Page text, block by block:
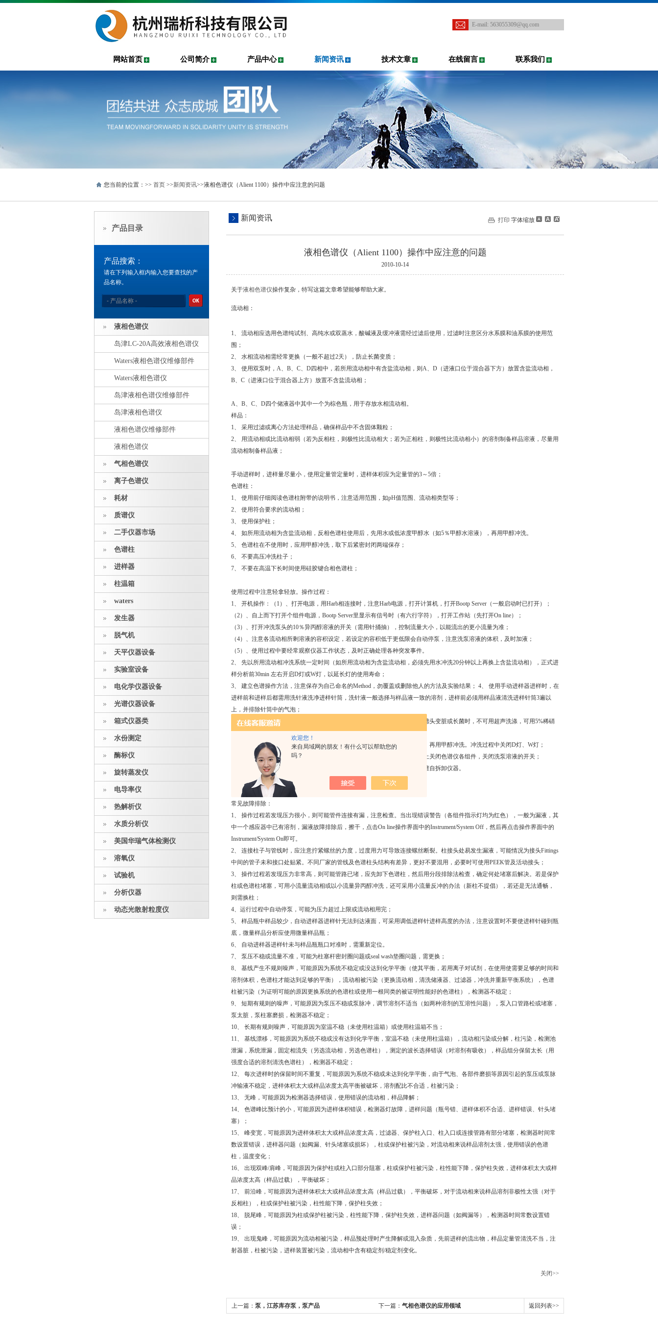
欢迎您！
来自局域网的朋友！有什么可以帮助您的
吗？
E-mail: 563055309@qq.com
网站首页 公司简介 产品中心 新闻资讯 技术文章 在线留言 联系我们
您当前的位置：>> 首页 >>新闻资讯>>液相色谱仪（Alient 1100）操作中应注意的问题
产品目录
产品搜索：
请在下列输入框内输入您要查找的产
品名称。
液相色谱仪
岛津LC-20A高效液相色谱仪
Waters液相色谱仪维修部件
Waters液相色谱仪
岛津液相色谱仪维修部件
岛津液相色谱仪
液相色谱仪维修部件
液相色谱仪
气相色谱仪
离子色谱仪
耗材
质谱仪
二手仪器市场
色谱柱
进样器
柱温箱
waters
发生器
脱气机
天平仪器设备
实验室设备
电化学仪器设备
光谱仪器设备
箱式仪器类
水份测定
酶标仪
旋转蒸发仪
电导率仪
热解析仪
水质分析仪
美国华瑞气体检测仪
溶氧仪
试验机
分析仪器
动态光散射粒度仪
新闻资讯 打印 字体缩放
液相色谱仪（Alient 1100）操作中应注意的问题
2010-10-14
关于液相色谱仪操作复杂，特写这篇文章希望能够帮助大家。
流动相：
1、 流动相应选用色谱纯试剂、高纯水或双蒸水，酸碱液及缓冲液需经过滤后使用，过滤时注意区分水系膜和油系膜的使用范
围；
2、 水相流动相需经常更换（一般不超过2天），防止长菌变质；
3、 使用双泵时，A、B、C、D四相中，若所用流动相中有含盐流动相，则A、D（进液口位于混合器下方）放置含盐流动相，
B、C（进液口位于混合器上方）放置不含盐流动相；
A、B、C、D四个储液器中其中一个为棕色瓶，用于存放水相流动相。
样品：
1、 采用过滤或离心方法处理样品，确保样品中不含固体颗粒；
2、 用流动相或比流动相弱（若为反相柱，则极性比流动相大；若为正相柱，则极性比流动相小）的溶剂制备样品溶液，尽量用
流动相制备样品液；
手动进样时，进样量尽量小，使用定量管定量时，进样体积应为定量管的3～5倍；
色谱柱：
1、 使用前仔细阅读色谱柱附带的说明书，注意适用范围，如pH值范围、流动相类型等；
2、 使用符合要求的流动相；
3、 使用保护柱；
4、 如所用流动相为含盐流动相，反相色谱柱使用后，先用水或低浓度甲醇水（如5％甲醇水溶液），再用甲醇冲洗。
5、 色谱柱在不使用时，应用甲醇冲洗，取下后紧密封闭两端保存；
6、 不要高压冲洗柱子；
7、 不要在高温下长时间使用硅胶键合相色谱柱；
使用过程中注意轻拿轻放。操作过程：
1、 开机操作：（1）、打开电源，用Harb相连接时，注意Harb电源，打开计算机，打开Bootp Server（一般启动时已打开）；
（2）、自上而下打开个组件电源，Bootp Server里显示有信号时（有六行字符），打开工作站（先打开On line）；
（3）、打开冲洗泵头的10％异丙醇溶液的开关（需用针捅抽），控制流量大小，以能流出的更小流量为准；
（4）、注意各流动相所剩溶液的容积设定，若设定的容积低于更低限会自动停泵，注意洗泵溶液的体积，及时加液；
（5）、使用过程中要经常观察仪器工作状态，及时正确处理各种突发事件。
2、 先以所用流动相冲洗系统一定时间（如所用流动相为含盐流动相，必须先用水冲洗20分钟以上再换上含盐流动相），正式进
样分析前30min 左右开启D灯或W灯，以延长灯的使用寿命；
3、 建立色谱操作方法，注意保存为自己命名的Method，勿覆盖或删除他人的方法及实验结果； 4、 使用手动进样器进样时，在
进样前和进样后都需用洗针液洗净进样针筒，洗针液一般选择与样品液一致的溶剂，进样前必须用样品液清洗进样针筒3遍以
上，并排除针筒中的气泡；
5、 溶剂瓶中的沙芯过滤头容易破碎，在更换流动相时注意保护，当发现过滤头变脏或长菌时，不可用超声洗涤，可用5%稀硝
酸溶液浸泡后再洗涤；
6、 实验结束后，一般先用水或低浓度甲醇水溶液冲洗整个管路30分钟以上，再用甲醇冲洗。冲洗过程中关闭D灯、W灯；
7、 关机时，先关闭泵、检测器等，再关闭工作站，然后关机，更后自下而上关闭色谱仪各组件，关闭洗泵溶液的开关；
8、 使用者须认真履行仪器使用登记制度，出现问题及时向老师报告，不要擅自拆卸仪器。
未经操作培训，不得擅自使用仪器。
常见故障排除：
1、 操作过程若发现压力很小，则可能管件连接有漏，注意检查。当出现错误警告（各组件指示灯均为红色），一般为漏液，其
中一个感应器中已有溶剂，漏液故障排除后，擦干，点击On line操作界面中的Instrument/System Off，然后再点击操作界面中的
Instrument/System On即可。
2、 连接柱子与管线时，应注意拧紧螺丝的力度，过度用力可导致连接螺丝断裂。柱接头处易发生漏液，可能情况为接头Fittings
中间的管子未和接口处贴紧。不同厂家的管线及色谱柱头结构有差异，更好不要混用，必要时可使用PEEK管及活动接头；
3、 操作过程若发现压力非常高，则可能管路已堵，应先卸下色谱柱，然后用分段排除法检查，确定何处堵塞后解决。若是保护
柱或色谱柱堵塞，可用小流量流动相或以小流量异丙醇冲洗，还可采用小流量反冲的办法（新柱不提倡），若还是无法通畅，
则需换柱；
4、运行过程中自动停泵，可能为压力超过上限或流动相用完；
5、 样品瓶中样品较少，自动进样器进样针无法到达液面，可采用调低进样针进样高度的办法，注意设置时不要使进样针碰到瓶
底，微量样品分析应使用微量样品瓶；
6、 自动进样器进样针未与样品瓶瓶口对准时，需重新定位。
7、 泵压不稳或流量不准，可能为柱塞杆密封圈问题或seal wash垫圈问题，需更换；
8、 基线产生不规则噪声，可能原因为系统不稳定或没达到化学平衡（使其平衡，若用离子对试剂，在使用使需要足够的时间和
溶剂体积，色谱柱才能达到足够的平衡），流动相被污染（更换流动相，清洗储液器、过滤器，冲洗并重新平衡系统），色谱
柱被污染（为证明可能的原因更换系统的色谱柱或使用一根同类的被证明性能好的色谱柱），检测器不稳定；
9、 短期有规则的噪声，可能原因为泵压不稳或泵脉冲，调节溶剂不适当（如两种溶剂的互溶性问题），泵入口管路松或堵塞，
泵太脏，泵柱塞磨损，检测器不稳定；
10、 长期有规则噪声，可能原因为室温不稳（未使用柱温箱）或使用柱温箱不当；
11、 基线漂移，可能原因为系统不稳或没有达到化学平衡，室温不稳（未使用柱温箱），流动相污染或分解，柱污染，检测池
泄漏，系统泄漏，固定相流失（另选流动相，另选色谱柱），测定的波长选择错误（对溶剂有吸收），样品组分保留太长（用
强度合适的溶剂清洗色谱柱），检测器不稳定；
12、 每次进样时的保留时间不重复，可能原因为系统不稳或未达到化学平衡，由于气泡、各部件磨损等原因引起的泵压或泵脉
冲输液不稳定，进样体积太大或样品浓度太高平衡被破坏，溶剂配比不合适，柱被污染；
13、 无峰，可能原因为检测器选择错误，使用错误的流动相，样品降解；
14、 色谱峰比预计的小，可能原因为进样体积错误，检测器灯故障，进样问题（瓶号错、进样体积不合适、进样错误、针头堵
塞）；
15、 峰变宽，可能原因为进样体积太大或样品浓度太高，过滤器、保护柱入口、柱入口或连接管路有部分堵塞，检测器时间常
数设置错误，进样器问题（如阀漏、针头堵塞或损坏），柱或保护柱被污染，对流动相来说样品溶剂太强，使用错误的色谱
柱，温度变化；
16、 出现双峰/肩峰，可能原因为保护柱或柱入口部分阻塞，柱或保护柱被污染，柱性能下降，保护柱失效，进样体积太大或样
品浓度太高（样品过载），平衡破坏；
17、 前沿峰，可能原因为进样体积太大或样品浓度太高（样品过载），平衡破坏，对于流动相来说样品溶剂非极性太强（对于
反相柱），柱或保护柱被污染，柱性能下降，保护柱失效；
18、 脱尾峰，可能原因为柱或保护柱被污染，柱性能下降，保护柱失效，进样器问题（如阀漏等），检测器时间常数设置错
误；
19、 出现鬼峰，可能原因为流动相被污染，样品预处理时产生降解或混入杂质，先前进样的流出物，样品定量管清洗不当，注
射器脏，柱被污染，进样装置被污染，流动相中含有稳定剂/稳定剂变化。
关闭>>
上一篇： 泵，江苏库存泵，泵产品 下一篇： 气相色谱仪的应用领域 返回列表>>